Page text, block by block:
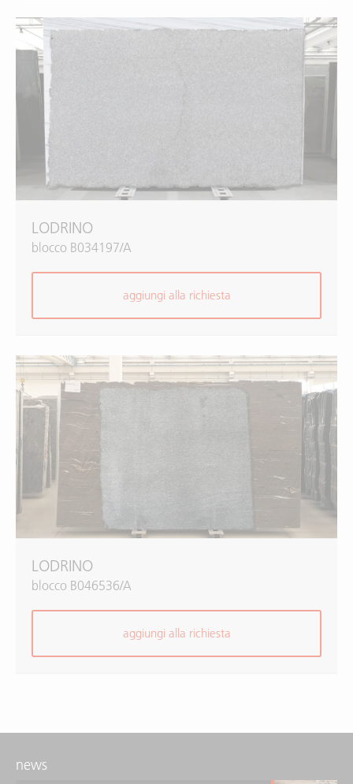
LODRINO
blocco B034197/A
aggiungi alla richiesta
LODRINO
blocco B046536/A
aggiungi alla richiesta
news